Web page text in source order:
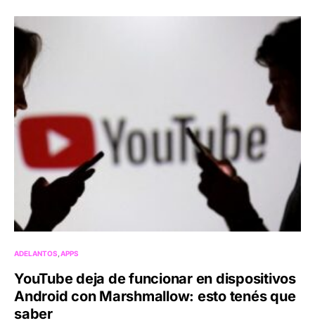
ADELANTOS APPS
YouTube deja de funcionar en dispositivos
Android con Marshmallow: esto tenés que
saber